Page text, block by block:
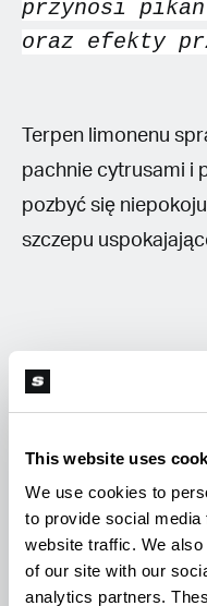
This website uses
We use cookies to
to provide social
website traffic. We
of our site with our
analytics partners.
przynosi
oraz efekty
Terpen limonenu
pachnie cytrusami i
pozbyć się
szczepu
Smak
W przeciwieństwie
marihuany ma
Pikantny posmak
smakiem na
również o kwiatowej